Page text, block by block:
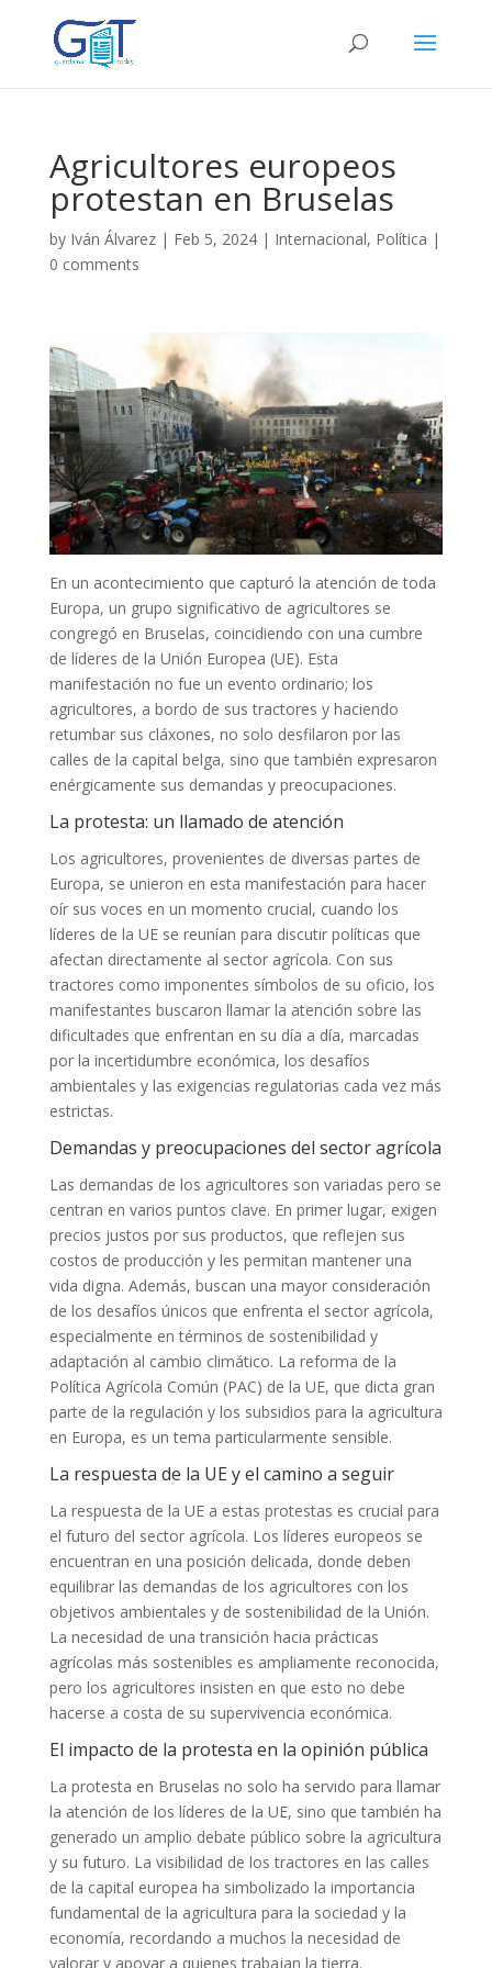
Agricultores europeos
protestan en Bruselas
by Iván Álvarez| Feb 5, 2024| Internacional, Política |
0 comments
En un acontecimiento que capturó la atención de toda
Europa, un grupo significativo de agricultores se
congregó en Bruselas, coincidiendo con una cumbre
de líderes de la Unión Europea (UE). Esta
manifestación no fue un evento ordinario; los
agricultores, a bordo de sus tractores y haciendo
retumbar sus cláxones, no solo desfilaron por las
calles de la capital belga, sino que también expresaron
enérgicamente sus demandas y preocupaciones.
La protesta: un llamado de atención
Los agricultores, provenientes de diversas partes de
Europa, se unieron en esta manifestación para hacer
oír sus voces en un momento crucial, cuando los
líderes de la UE se reunían para discutir políticas que
afectan directamente al sector agrícola. Con sus
tractores como imponentes símbolos de su oficio, los
manifestantes buscaron llamar la atención sobre las
dificultades que enfrentan en su día a día, marcadas
por la incertidumbre económica, los desafíos
ambientales y las exigencias regulatorias cada vez más
estrictas.
Demandas y preocupaciones del sector agrícola
Las demandas de los agricultores son variadas pero se
centran en varios puntos clave. En primer lugar, exigen
precios justos por sus productos, que reflejen sus
costos de producción y les permitan mantener una
vida digna. Además, buscan una mayor consideración
de los desafíos únicos que enfrenta el sector agrícola,
especialmente en términos de sostenibilidad y
adaptación al cambio climático. La reforma de la
Política Agrícola Común (PAC) de la UE, que dicta gran
parte de la regulación y los subsidios para la agricultura
en Europa, es un tema particularmente sensible.
La respuesta de la UE y el camino a seguir
La respuesta de la UE a estas protestas es crucial para
el futuro del sector agrícola. Los líderes europeos se
encuentran en una posición delicada, donde deben
equilibrar las demandas de los agricultores con los
objetivos ambientales y de sostenibilidad de la Unión.
La necesidad de una transición hacia prácticas
agrícolas más sostenibles es ampliamente reconocida,
pero los agricultores insisten en que esto no debe
hacerse a costa de su supervivencia económica.
El impacto de la protesta en la opinión pública
La protesta en Bruselas no solo ha servido para llamar
la atención de los líderes de la UE, sino que también ha
generado un amplio debate público sobre la agricultura
y su futuro. La visibilidad de los tractores en las calles
de la capital europea ha simbolizado la importancia
fundamental de la agricultura para la sociedad y la
economía, recordando a muchos la necesidad de
valorar y apoyar a quienes trabajan la tierra.